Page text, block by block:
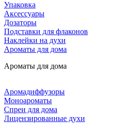
Упаковка
Аксессуары
Дозаторы
Подставки для флаконов
Наклейки на духи
Ароматы для дома
Ароматы для дома
Аромадиффузоры
Моноароматы
Спреи для дома
Лицензированные духи